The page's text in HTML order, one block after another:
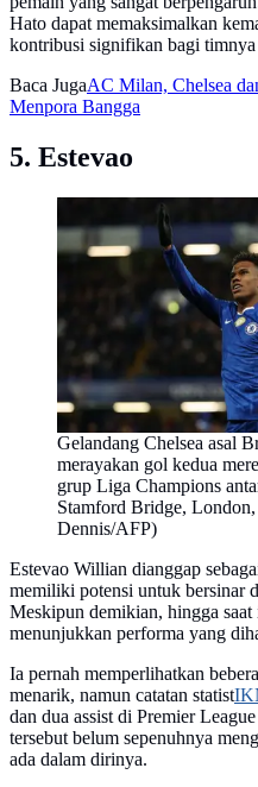
Hato dapat memaksimalkan
kontribusi signifikan bagi timnya
Baca JugaAC Milan, Chelsea
Menpora Bangga
5. Estevao
Gelandang Chelsea asal
merayakan gol kedua
grup Liga Champions
Stamford Bridge,
Dennis/AFP)
Estevao Willian dianggap
memiliki potensi untuk bersinar
Meskipun demikian, hingga
menunjukkan performa yang
Ia pernah memperlihatkan
menarik, namun catatan statist
dan dua assist di Premier
tersebut belum sepenuhnya
ada dalam dirinya.